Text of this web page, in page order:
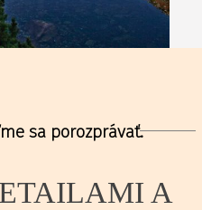
sa porozprávať.
A